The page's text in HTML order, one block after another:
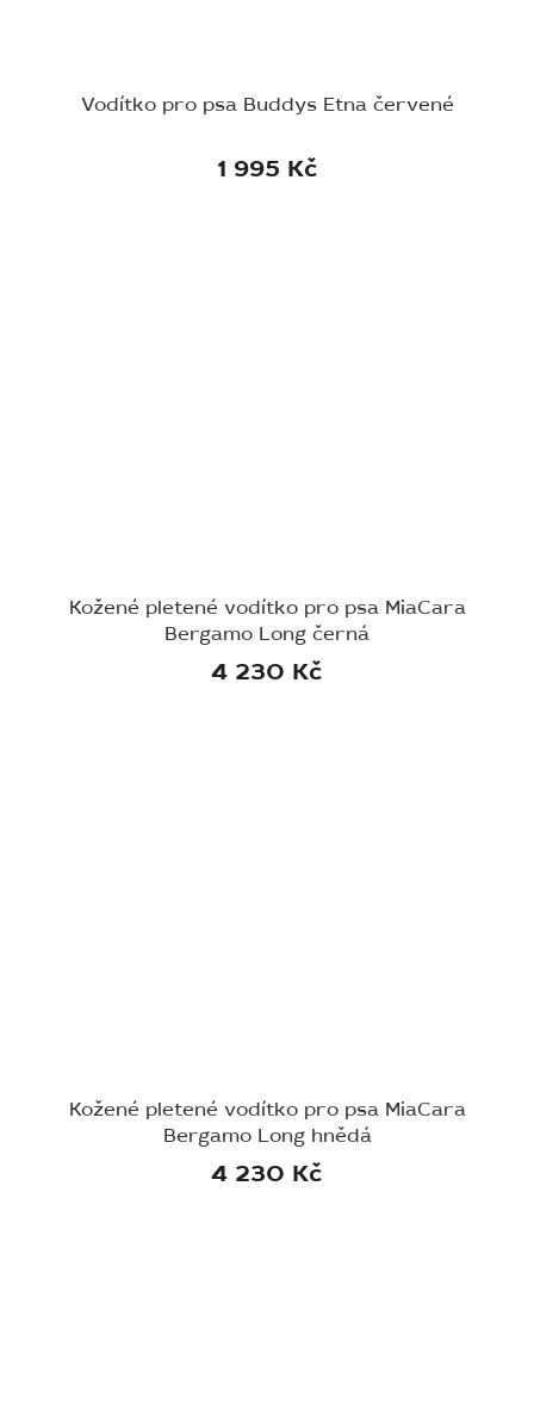
Vodítko pro psa Buddys Etna červené
1 995 Kč
Kožené pletené vodítko pro psa MiaCara
Bergamo Long černá
4 230 Kč
Kožené pletené vodítko pro psa MiaCara
Bergamo Long hnědá
4 230 Kč